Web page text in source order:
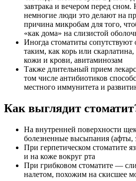
завтрака и вечером перед сном.
немногие люди это делают на
причина микробам для того,
«как дома» на слизистой
Иногда стоматиты
таким, как корь или
кожи и крови, авитаминозам
Также длительный прием
том числе антибиотиков
местного иммунитета и
Как выглядит
На внутренней поверхности
болезненные высыпания (афты,
При герпетическом стоматите
и на коже вокруг рта
При грибковом стоматите —
налетом, похожим на скисшее